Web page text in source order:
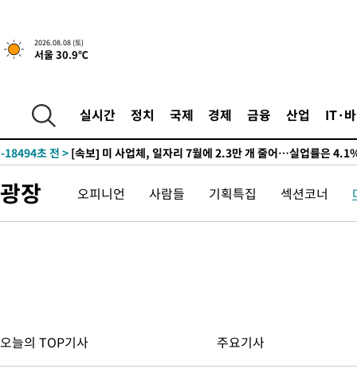
2026.08.08 (토)
서울 30.9℃
실시간 정치 국제 경제 금융 산업 IT·
-21907초 전 >
이강인, 폭염 속 AT마드리드 첫 훈련…80명 식사 대접까지(종
-19046초 전 >
하향수정 (2보)
-18494초 전 > [속보] 미 사업체, 일자리 7월에 2.3만 개 줄어…실업률은
실천"
-13442초 전 >
이란, "오만과 '중앙 단일 루트' 합의…북쪽 인바운드·남쪽 아
-5010초 전 >"낮 기온 소폭 하락"…수도권 폭염중대경보, 폭염경보로 하향
44분 전 >
외국인 심판 성 접대 7경기 들여다보니…한국 축구 '5승 2무'
광장 오피니언 사람들 기획특집 섹션코너
오늘의 TOP기사 주요기사